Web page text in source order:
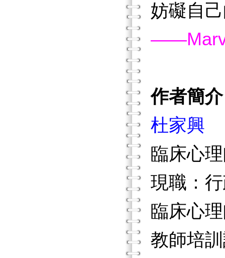
妨礙自
作者簡介
杜家興
臨床心
現職：
臨床心
教師培